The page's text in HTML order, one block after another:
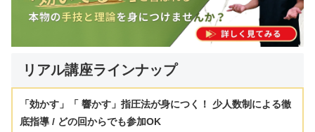
リアル講座ラインナップ
「効かす」「 響かす」指圧法が身につく！ 少人数制による徹
底指導 / どの回からでも参加OK